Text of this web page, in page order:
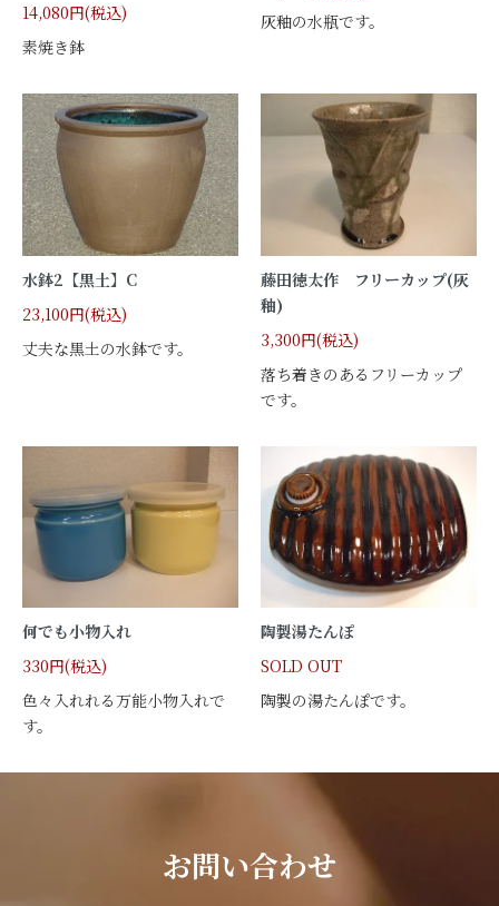
14,080円(税込)
素焼き鉢
灰釉の水瓶です。
水鉢2【黒土】C
23,100円(税込)
丈夫な黒土の水鉢です。
藤田徳太作 フリーカップ(灰
釉)
3,300円(税込)
落ち着きのあるフリーカップ
です。
何でも小物入れ
330円(税込)
色々入れれる万能小物入れで
す。
陶製湯たんぽ
SOLD OUT
陶製の湯たんぽです。
お問い合わせ